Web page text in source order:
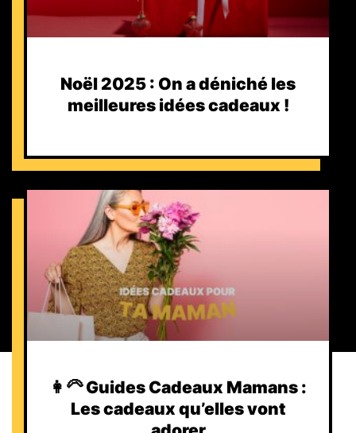
Noël 2025 : On a déniché les
meilleures idées cadeaux !
👩‍🦳 Guides Cadeaux Mamans :
Les cadeaux qu’elles vont